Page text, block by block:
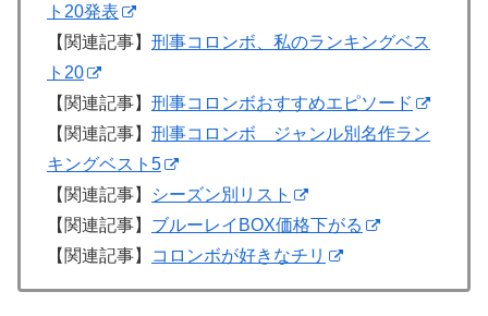
ト20発表
【関連記事】 刑事コロンボ、私のランキングベス
ト20
【関連記事】 刑事コロンボおすすめエピソード
【関連記事】 刑事コロンボ ジャンル別名作ラン
キングベスト5
【関連記事】
シーズン別リスト
【関連記事】 ブルーレイBOX価格下がる
【関連記事】
コロンボが好きなチリ